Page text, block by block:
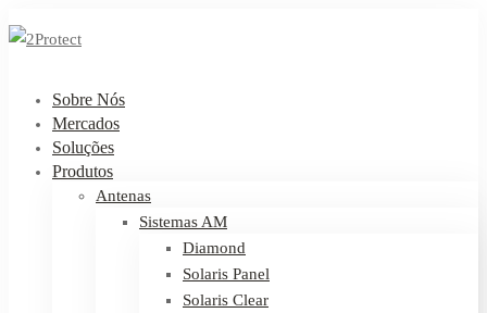
Sobre Nós
Mercados
Soluções
Produtos
Antenas
Sistemas AM
Diamond
Solaris Panel
Solaris Clear